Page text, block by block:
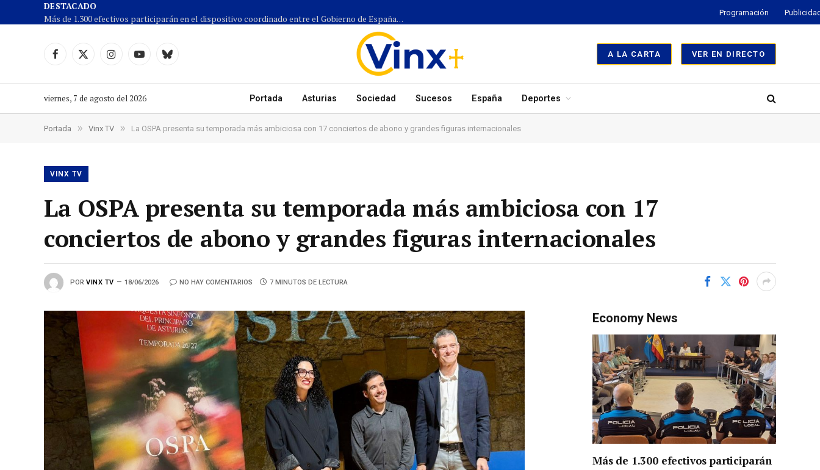
DESTACADO
Más de 1.300 efectivos participarán en el dispositivo coordinado entre el Gobierno de España, el Principado de Asturias y los ayuntamientos para el eclipse del 12 de agosto
Programación
Facebook
X
InstagramYouTubeCielo
A LA CARTA VER EN DIRECTO
viernes, 7 de agosto del 2026 Portada Asturias Sociedad Sucesos España Deportes
Portada » Vinx TV » La OSPA presenta su temporada más ambiciosa con 17 conciertos de abono y grandes figuras internacionales
VINX TV
La OSPA presenta su temporada más ambiciosa con 17
conciertos de abono y grandes figuras internacionales
POR VINX TV 18/06/2026 NO HAY COMENTARIOS 7 MINUTOS DE LECTURA
Economy News
Más de 1.300 efectivos participarán